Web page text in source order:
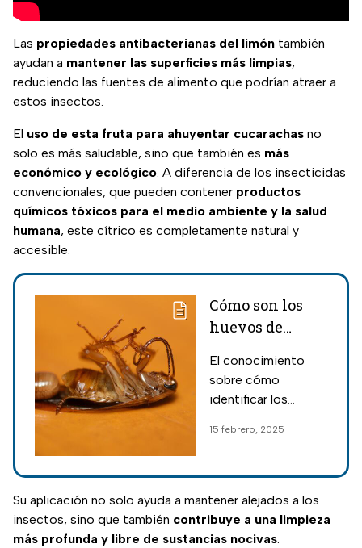
Las propiedades antibacterianas del limón también
ayudan a mantener las superficies más limpias,
reduciendo las fuentes de alimento que podrían atraer a
estos insectos.
El uso de esta fruta para ahuyentar cucarachas no
solo es más saludable, sino que también es más
económico y ecológico. A diferencia de los insecticidas
convencionales, que pueden contener productos
químicos tóxicos para el medio ambiente y la salud
humana, este cítrico es completamente natural y
accesible.
Cómo son los
huevos de
formas más
fáciles de
en tu casa
El conocimiento
sobre cómo
identificar los
cucaracha y
esencial para
mantener un hogar
libre de plagas;
descubre cómo
15 febrero, 2025
Su aplicación no solo ayuda a mantener alejados a los
insectos, sino que también contribuye a una limpieza
más profunda y libre de sustancias nocivas.